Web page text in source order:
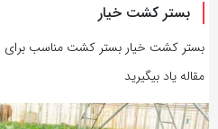
بستر کشت خیار
بستر کشت خیار بستر کشت مناسب برای
مقاله یاد بیگیرید